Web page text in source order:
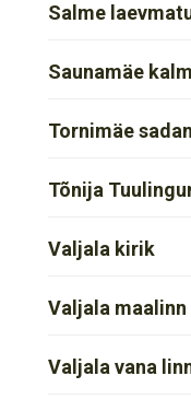
Salme
Saunamäe
Tornimäe
Tõnija
Valjala kirik
Valjala maalinn
Valjala vana